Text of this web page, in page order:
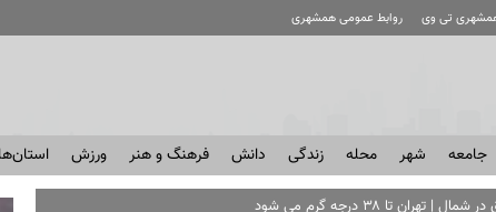
تی وی روابط عمومی همشهری
جامعه شهر محله زندگی دانش فرهنگ و هنر ورزش استان‌ها